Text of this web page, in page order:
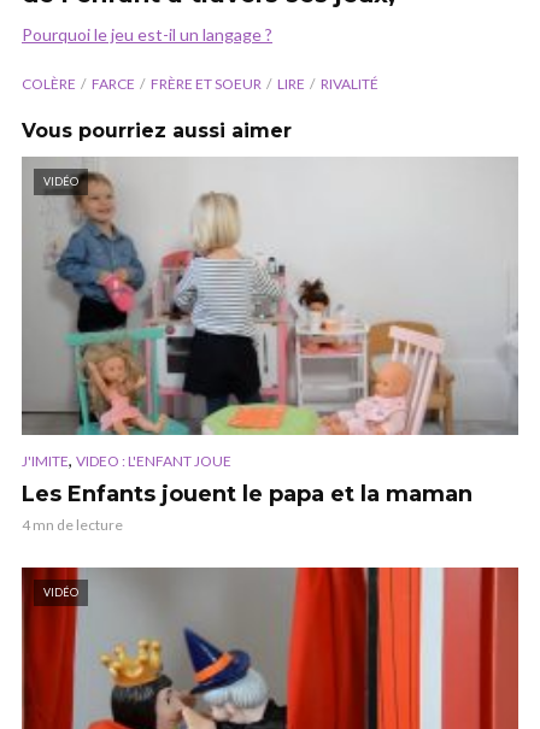
Pourquoi le jeu est-il un langage ?
COLÈRE FARCE FRÈRE ET SOEUR LIRE RIVALITÉ
Vous pourriez aussi aimer
VIDÉO
J'IMITE, VIDEO : L'ENFANT JOUE
Les Enfants jouent le papa et la maman
4 mn de lecture
VIDÉO